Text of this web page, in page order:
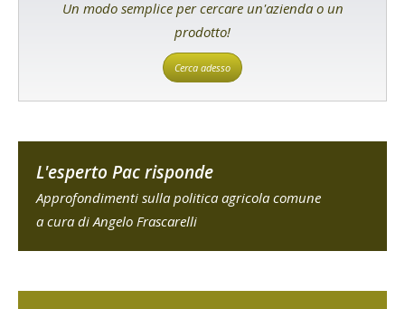
Un modo semplice per cercare un'azienda o un
prodotto!
Cerca adesso
L'esperto Pac risponde
Approfondimenti sulla politica agricola comune
a cura di Angelo Frascarelli